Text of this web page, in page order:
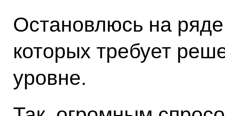
Остановлюсь на
которых требует
уровне.